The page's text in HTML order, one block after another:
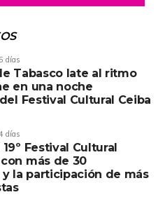
días
Tabasco late al ritmo
en una noche
Festival Cultural Ceiba
días
Festival Cultural
con más de 30
la participación de más